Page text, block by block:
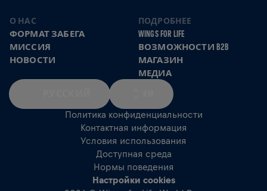
О НАС
ФОРМАТ ЗАБЕГА
МИССИЯ
НОВОСТИ
ПОДРОБНЕЕ
WINGS FOR LIFE
ВОЗМОЖНОСТИ B2B
МАГАЗИН
МЕДИА
Политика конфиденциальности
Контактная информация
Условия использования
Доступная среда
Нормы поведения
Настройки cookies